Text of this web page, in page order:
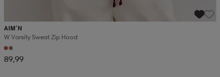
AIM´N
W Varsity Sweat Zip Hood
89,99